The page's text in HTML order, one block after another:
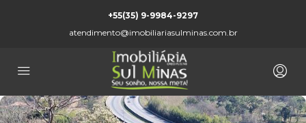
+55(35) 9-9984-9297
atendimento@imobiliariasulminas.com.br